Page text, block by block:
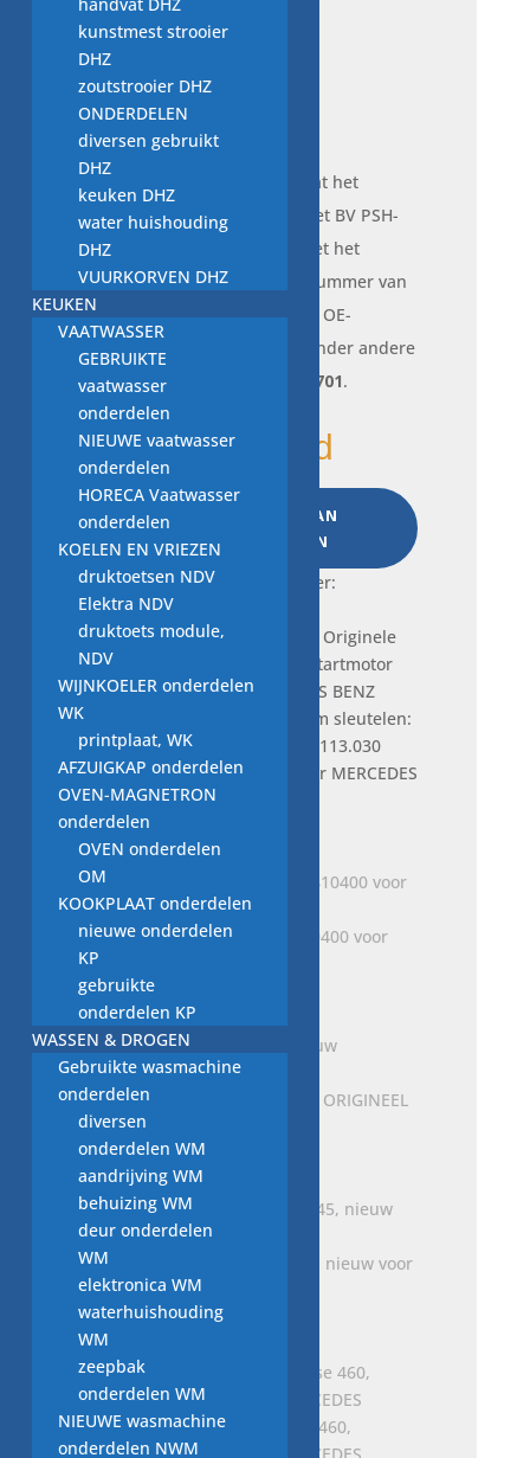
Mercedes-Benz Vario
Om er zeker van te zijn dat het
onderdeel past, dient u het BV PSH-
nummer te vergelijken met het
originele (OE) onderdeelnummer van
uw auto. Enkele relevante OE-
referentienummers zijn onder andere
A0051517601
0061516701.
1 op voorraad
🌿
Duurzaam
sleutelen:
Originele
BV
PSH
551.522.113.030
Startmotor
voor
MERCEDES
BENZ
aantal
TOEVOEGEN AAN
WINKELWAGEN
Frequently bought together:
🌿 Duurzaam sleutelen:
Originele BV PSH 551.522.113.030
Startmotor ORIGINEEL voor MERCEDES
BENZ
€280,00
prijs
€ 280,00.€ 245,00.
FLENS-PAKKING A6541410400 voor
€16,00
Kap, A0008263724, Nieuw ORIGINEEL
MERCEDES
€30,00
Wisserblad, A6388200645, nieuw voor
MERCEDES BENZ
€18,00
Lichtscheibe für G-Klasse 460,
kunstmest strooier
DHZ
zoutstrooier DHZ
ONDERDELEN
diversen gebruikt
DHZ
keuken DHZ
water huishouding
DHZ
VUURKORVEN DHZ
KEUKEN
VAATWASSER
GEBRUIKTE
vaatwasser
onderdelen
NIEUWE vaatwasser
onderdelen
HORECA Vaatwasser
onderdelen
KOELEN EN VRIEZEN
druktoetsen NDV
Elektra NDV
druktoets module,
NDV
WIJNKOELER onderdelen
WK
printplaat, WK
AFZUIGKAP onderdelen
OVEN-MAGNETRON
onderdelen
OVEN onderdelen
OM
KOOKPLAAT onderdelen
nieuwe onderdelen
KP
gebruikte
onderdelen KP
WASSEN & DROGEN
Gebruikte wasmachine
onderdelen
diversen
onderdelen WM
aandrijving WM
behuizing WM
deur onderdelen
WM
elektronica WM
waterhuishouding
WM
zeepbak
onderdelen WM
NIEUWE wasmachine
onderdelen NWM